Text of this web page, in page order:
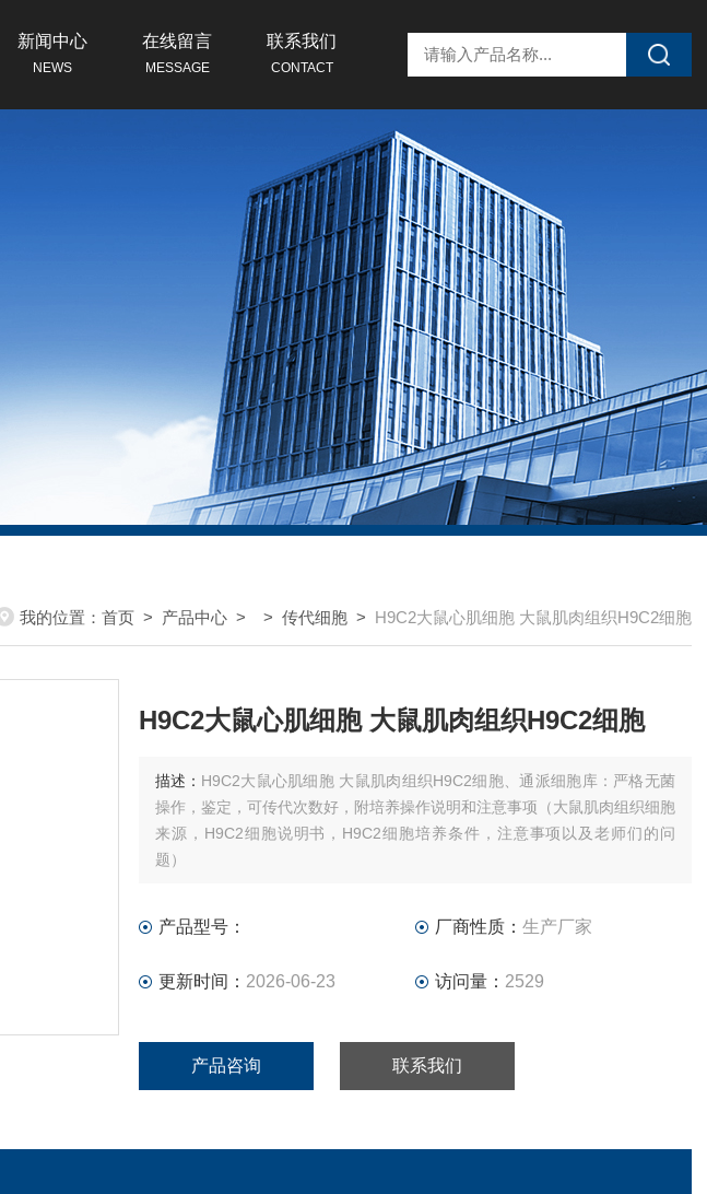
新闻中心
NEWS
在线留言
MESSAGE
联系我们
CONTACT
我的位置： 首页 > 产品中心 > > 传代细胞 > H9C2大鼠心肌细胞 大鼠肌肉组织H9C2细胞
H9C2大鼠心肌细胞 大鼠肌肉组织H9C2细胞
描述： H9C2大鼠心肌细胞 大鼠肌肉组织H9C2细胞、通派细胞库：严格无菌
操作，鉴定，可传代次数好，附培养操作说明和注意事项（大鼠肌肉组织细胞
来源，H9C2细胞说明书，H9C2细胞培养条件，注意事项以及老师们的问
题）
产品型号： 厂商性质： 生产厂家
更新时间： 2026-06-23 访问量： 2529
产品咨询 联系我们